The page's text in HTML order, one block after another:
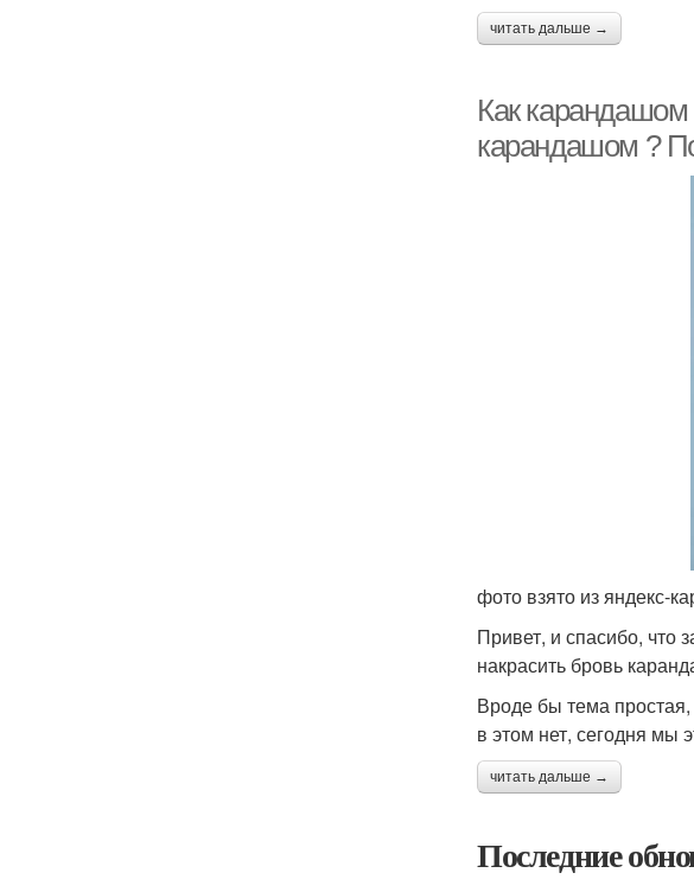
читать дальше →
Как карандашом
карандашом ?
фото взято из яндекс-
Привет, и спасибо, что
накрасить бровь
Вроде бы тема
в этом нет, сегодня мы
читать дальше →
Последние